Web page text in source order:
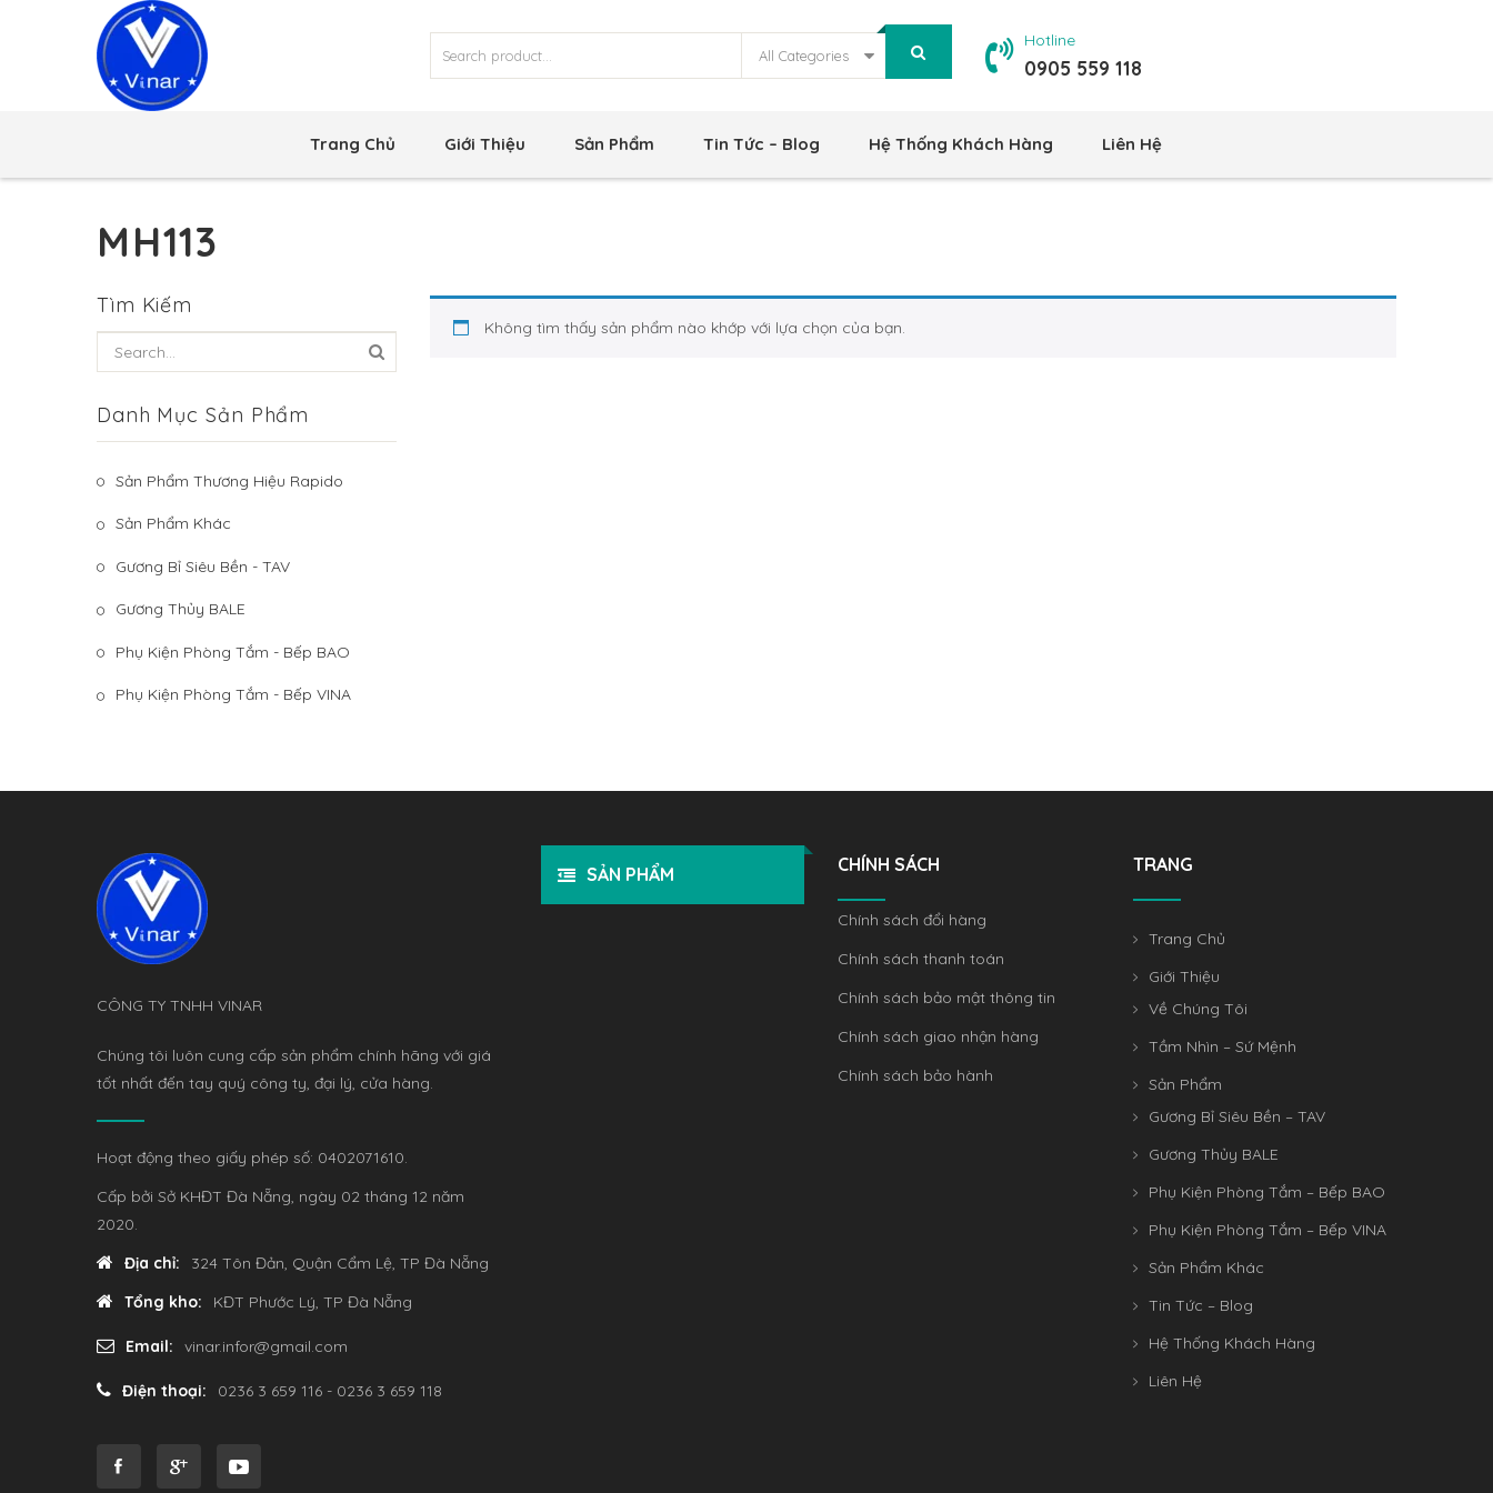
All Categories
Hotline
0905 559 118
Trang Chủ Giới Thiệu Sản Phẩm Tin Tức – Blog Hệ Thống Khách Hàng Liên Hệ
MH113
Tìm Kiếm
Danh Mục Sản Phẩm
Sản Phẩm Thương Hiệu Rapido
Sản Phẩm Khác
Gương Bỉ Siêu Bền - TAV
Gương Thủy BALE
Phụ Kiện Phòng Tắm - Bếp BAO
Phụ Kiện Phòng Tắm - Bếp VINA
Không tìm thấy sản phẩm nào khớp với lựa chọn của bạn.
CÔNG TY TNHH VINAR
Chúng tôi luôn cung cấp sản phẩm chính hãng với giá
tốt nhất đến tay quý công ty, đại lý, cửa hàng.
Hoạt động theo giấy phép số: 0402071610.
Cấp bởi Sở KHĐT Đà Nẵng, ngày 02 tháng 12 năm
2020.
Địa chỉ:
324 Tôn Đản, Quận Cẩm Lệ, TP Đà Nẵng
Tổng kho:
KĐT Phước Lý, TP Đà Nẵng
Email: vinar.infor@gmail.com
Điện thoại: 0236 3 659 116 - 0236 3 659 118
SẢN PHẨM CHÍNH SÁCH
Chính sách đổi hàng
Chính sách thanh toán
Chính sách bảo mật thông tin
Chính sách giao nhận hàng
Chính sách bảo hành
TRANG
Trang Chủ
Giới Thiệu
Về Chúng Tôi
Tầm Nhìn – Sứ Mệnh
Sản Phẩm
Gương Bỉ Siêu Bền – TAV
Gương Thủy BALE
Phụ Kiện Phòng Tắm – Bếp BAO
Phụ Kiện Phòng Tắm – Bếp VINA
Sản Phẩm Khác
Tin Tức – Blog
Hệ Thống Khách Hàng
Liên Hệ